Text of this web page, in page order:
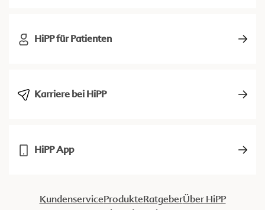
HiPP für Patienten
Karriere bei HiPP
HiPP App
KundenserviceProdukteRatgeberÜber HiPP